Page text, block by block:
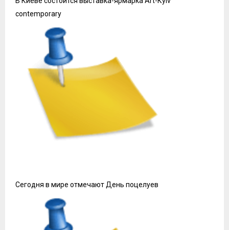
contemporary
Сегодня в мире отмечают День поцелуев